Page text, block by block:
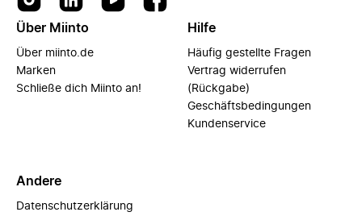
Über Miinto
Über miinto.de
Marken
Schließe dich Miinto an!
Hilfe
Häufig gestellte Fragen
Vertrag widerrufen
(Rückgabe)
Geschäftsbedingungen
Kundenservice
Andere
Datenschutzerklärung